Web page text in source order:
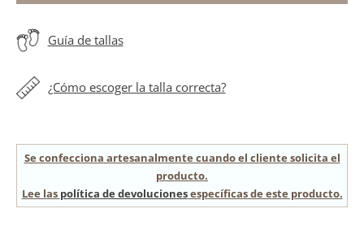
Guía de tallas
¿Cómo escoger la talla correcta?
Se confecciona artesanalmente cuando el cliente solicita el
producto.
Lee las política de devolucionesespecíficas de este producto.